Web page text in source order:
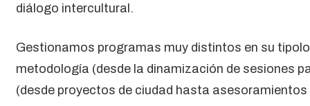
diálogo intercultural.
Gestionamos programas muy distintos en su
metodología (desde la dinamización de sesiones
(desde proyectos de ciudad hasta